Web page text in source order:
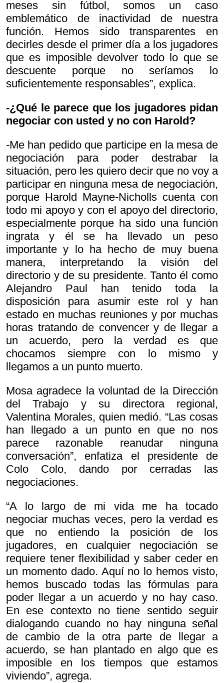
meses sin fútbol, somos un caso
emblemático de inactividad de nuestra
función. Hemos sido transparentes en
decirles desde el primer día a los jugadores
que es imposible devolver todo lo que se
descuente porque no seríamos lo
suficientemente responsables”, explica.
-¿Qué le parece que los jugadores pidan
negociar con usted y no con Harold?
-Me han pedido que participe en la mesa de
negociación para poder destrabar la
situación, pero les quiero decir que no voy a
participar en ninguna mesa de negociación,
porque Harold Mayne-Nicholls cuenta con
todo mi apoyo y con el apoyo del directorio,
especialmente porque ha sido una función
ingrata y él se ha llevado un peso
importante y lo ha hecho de muy buena
manera, interpretando la visión del
directorio y de su presidente. Tanto él como
Alejandro Paul han tenido toda la
disposición para asumir este rol y han
estado en muchas reuniones y por muchas
horas tratando de convencer y de llegar a
un acuerdo, pero la verdad es que
chocamos siempre con lo mismo y
llegamos a un punto muerto.
Mosa agradece la voluntad de la Dirección
del Trabajo y su directora regional,
Valentina Morales, quien medió. “Las cosas
han llegado a un punto en que no nos
parece razonable reanudar ninguna
conversación”, enfatiza el presidente de
Colo Colo, dando por cerradas las
negociaciones.
“A lo largo de mi vida me ha tocado
negociar muchas veces, pero la verdad es
que no entiendo la posición de los
jugadores, en cualquier negociación se
requiere tener flexibilidad y saber ceder en
un momento dado. Aquí no lo hemos visto,
hemos buscado todas las fórmulas para
poder llegar a un acuerdo y no hay caso.
En ese contexto no tiene sentido seguir
dialogando cuando no hay ninguna señal
de cambio de la otra parte de llegar a
acuerdo, se han plantado en algo que es
imposible en los tiempos que estamos
viviendo”, agrega.